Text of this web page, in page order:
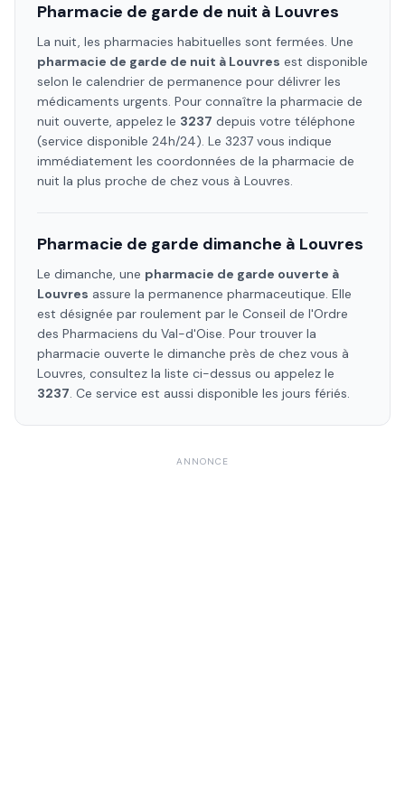
Pharmacie de garde de nuit à Louvres
La nuit, les pharmacies habituelles sont fermées. Une
pharmacie de garde de nuit à Louvres est disponible
selon le calendrier de permanence pour délivrer les
médicaments urgents. Pour connaître la pharmacie de
nuit ouverte, appelez le 3237 depuis votre téléphone
(service disponible 24h/24). Le 3237 vous indique
immédiatement les coordonnées de la pharmacie de
nuit la plus proche de chez vous à Louvres.
Pharmacie de garde dimanche à Louvres
Le dimanche, une pharmacie de garde ouverte à
Louvres assure la permanence pharmaceutique. Elle
est désignée par roulement par le Conseil de l'Ordre
des Pharmaciens du Val-d'Oise. Pour trouver la
pharmacie ouverte le dimanche près de chez vous à
Louvres, consultez la liste ci-dessus ou appelez le
3237. Ce service est aussi disponible les jours fériés.
ANNONCE